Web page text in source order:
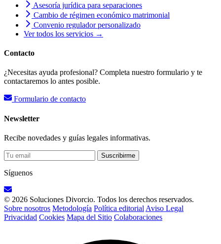
Asesoría jurídica para separaciones
Cambio de régimen económico matrimonial
Convenio regulador personalizado
Ver todos los servicios →
Contacto
¿Necesitas ayuda profesional? Completa nuestro formulario y te
contactaremos lo antes posible.
Formulario de contacto
Newsletter
Recibe novedades y guías legales informativas.
Suscribirme
Síguenos
© 2026 Soluciones Divorcio. Todos los derechos reservados.
Sobre nosotros Metodología Política editorial Aviso Legal
Privacidad Cookies Mapa del Sitio Colaboraciones